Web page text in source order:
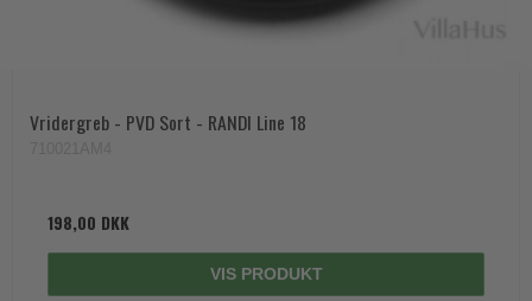
Vridergreb - PVD Sort - RANDI Line 18
198,00 DKK
VIS PRODUKT